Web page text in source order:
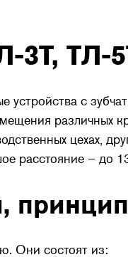
3Т, ТЛ-
устройства с
различных
цехах,
расстояние – до
Они состоят из: